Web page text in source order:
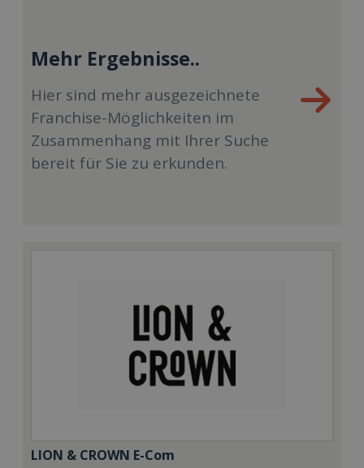
Mehr Ergebnisse..
Hier sind mehr ausgezeichnete
Franchise-Möglichkeiten im
Zusammenhang mit Ihrer Suche
bereit für Sie zu erkunden.
LION & CROWN E-Com